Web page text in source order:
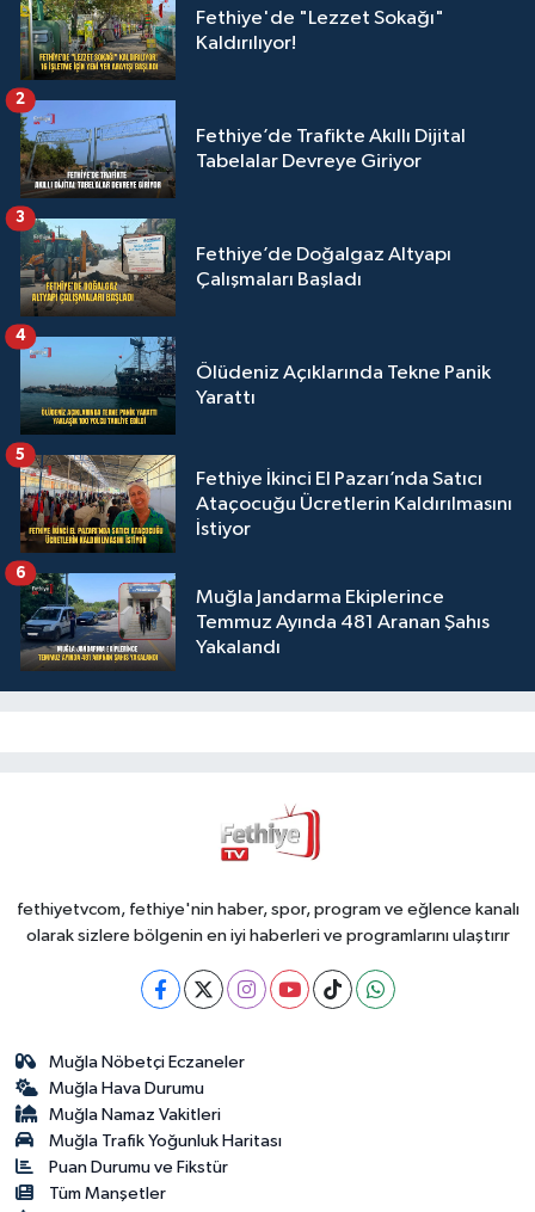
Fethiye'de "Lezzet Sokağı"
Kaldırılıyor!
Fethiye’de Trafikte Akıllı Dijital
Tabelalar Devreye Giriyor
2
Fethiye’de Doğalgaz Altyapı
Çalışmaları Başladı
3
Ölüdeniz Açıklarında Tekne Panik
Yarattı
4
Fethiye İkinci El Pazarı’nda Satıcı
Ataçocuğu Ücretlerin Kaldırılmasını
İstiyor
5
Muğla Jandarma Ekiplerince
Temmuz Ayında 481 Aranan Şahıs
Yakalandı
6
fethiyetvcom, fethiye'nin haber, spor, program ve eğlence kanalı
olarak sizlere bölgenin en iyi haberleri ve programlarını ulaştırır
Muğla Nöbetçi Eczaneler
Muğla Hava Durumu
Muğla Namaz Vakitleri
Muğla Trafik Yoğunluk Haritası
Puan Durumu ve Fikstür
Tüm Manşetler